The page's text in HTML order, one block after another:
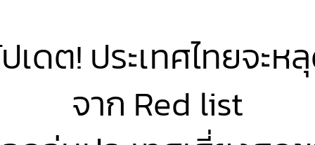
เดต! ประเทศไทยจะห
จาก Red list